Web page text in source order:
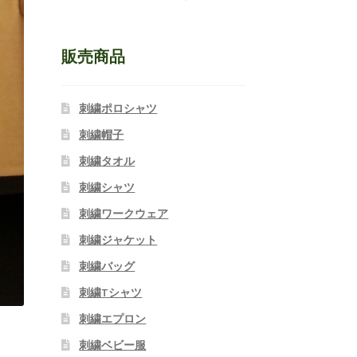
販売商品
刺繍ポロシャツ
刺繍帽子
刺繍タオル
刺繍シャツ
刺繍ワークウェア
刺繍ジャケット
刺繍バッグ
刺繍Tシャツ
刺繍エプロン
刺繍ベビー服